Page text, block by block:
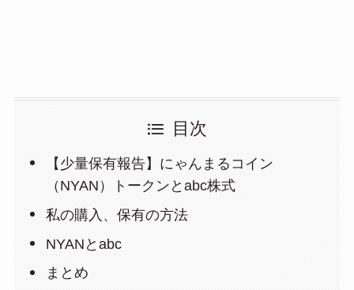
目次
【少量保有報告】にゃんまるコイン
（NYAN）トークンとabc株式
私の購入、保有の方法
NYANとabc
まとめ